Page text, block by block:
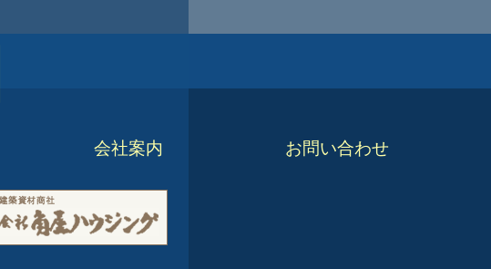
会社案内 お問い合わせ